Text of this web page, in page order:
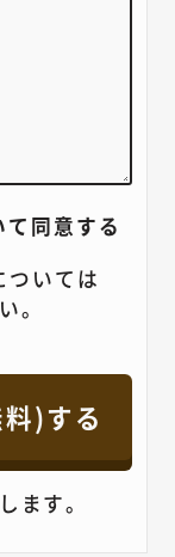
同意する
ついては
。
ます。